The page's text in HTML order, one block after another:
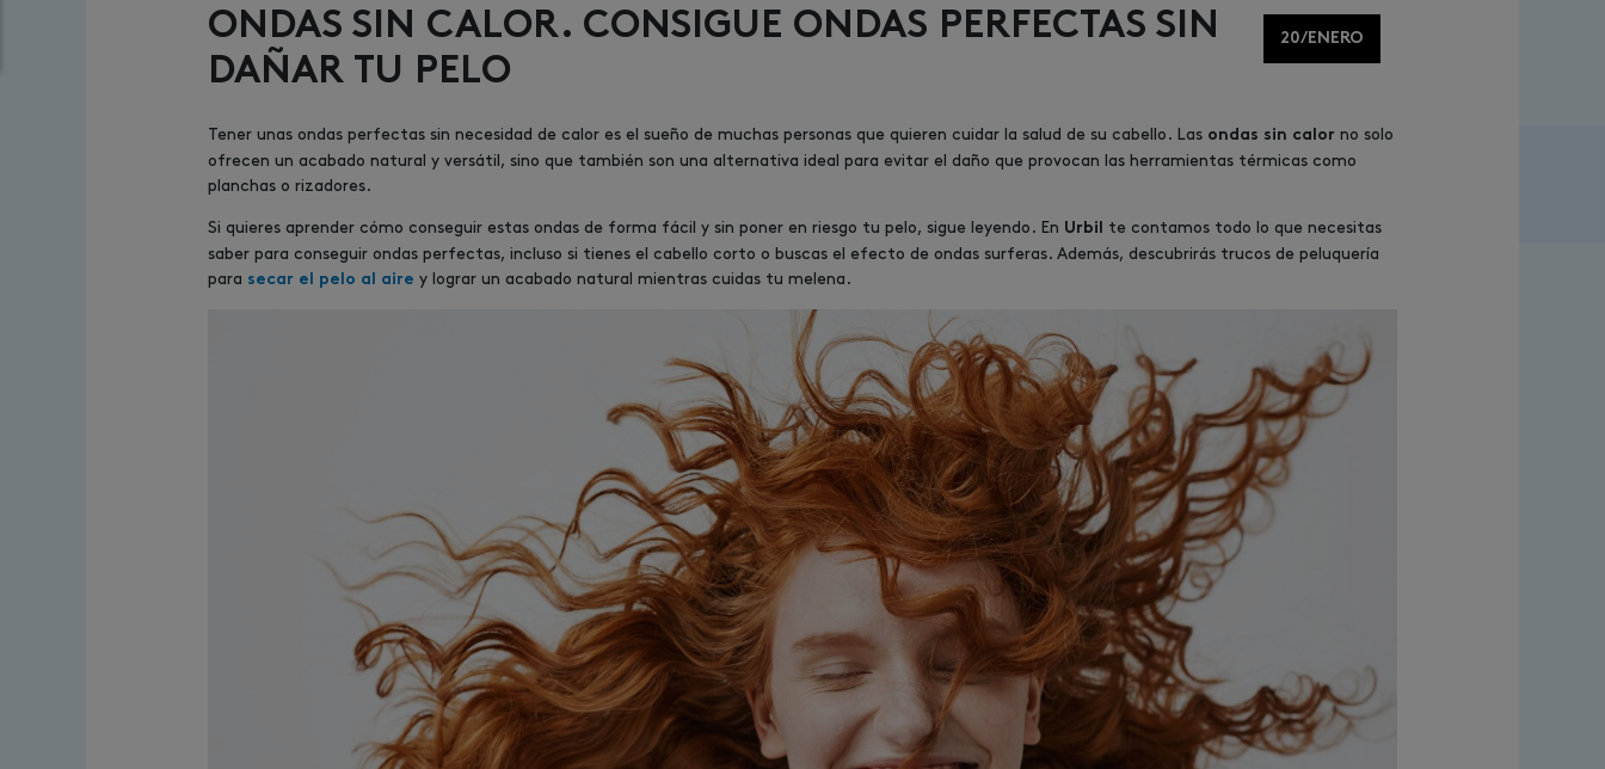
ONDAS SIN CALOR. CONSIGUE ONDAS PERFECTAS SIN
DAÑAR TU PELO
20/ENERO
Tener unas ondas perfectas sin necesidad de calor es el sueño de muchas personas que quieren cuidar la salud de su cabello. Las ondas sin calor no solo
ofrecen un acabado natural y versátil, sino que también son una alternativa ideal para evitar el daño que provocan las herramientas térmicas como
planchas o rizadores.
Si quieres aprender cómo conseguir estas ondas de forma fácil y sin poner en riesgo tu pelo, sigue leyendo. En Urbil
te contamos todo lo que necesitas
saber para conseguir ondas perfectas, incluso si tienes el cabello corto o buscas el efecto de ondas surferas. Además, descubrirás trucos de peluquería
para secar el pelo al aire y lograr un acabado natural mientras cuidas tu melena.